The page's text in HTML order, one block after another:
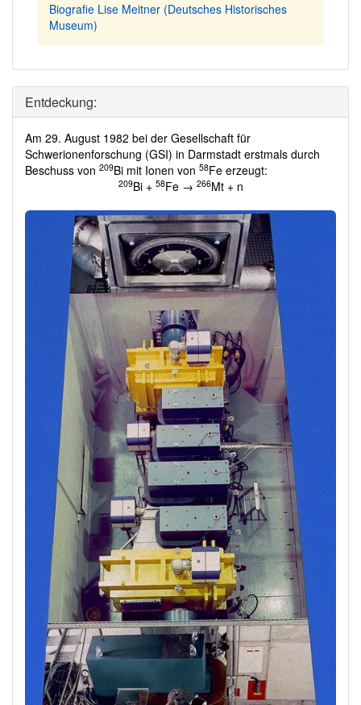
Biografie Lise Meitner (Deutsches Historisches
Museum)
Entdeckung:
Am 29. August 1982 bei der Gesellschaft für
Schwerionenforschung (GSI) in Darmstadt erstmals durch
Beschuss von 209Bi mit Ionen von 58Fe erzeugt:
209Bi + 58Fe → 266Mt + n